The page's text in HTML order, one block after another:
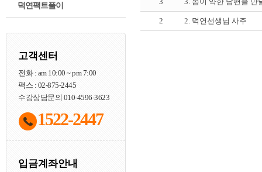
덕연팩트풀이
고객센터
전화 : am 10:00 ~ pm 7:00
팩스 : 02-875-2445
수강상담문의 010-4596-3623
1522-2447
입금계좌안내
2 2. 덕연선생님 사주